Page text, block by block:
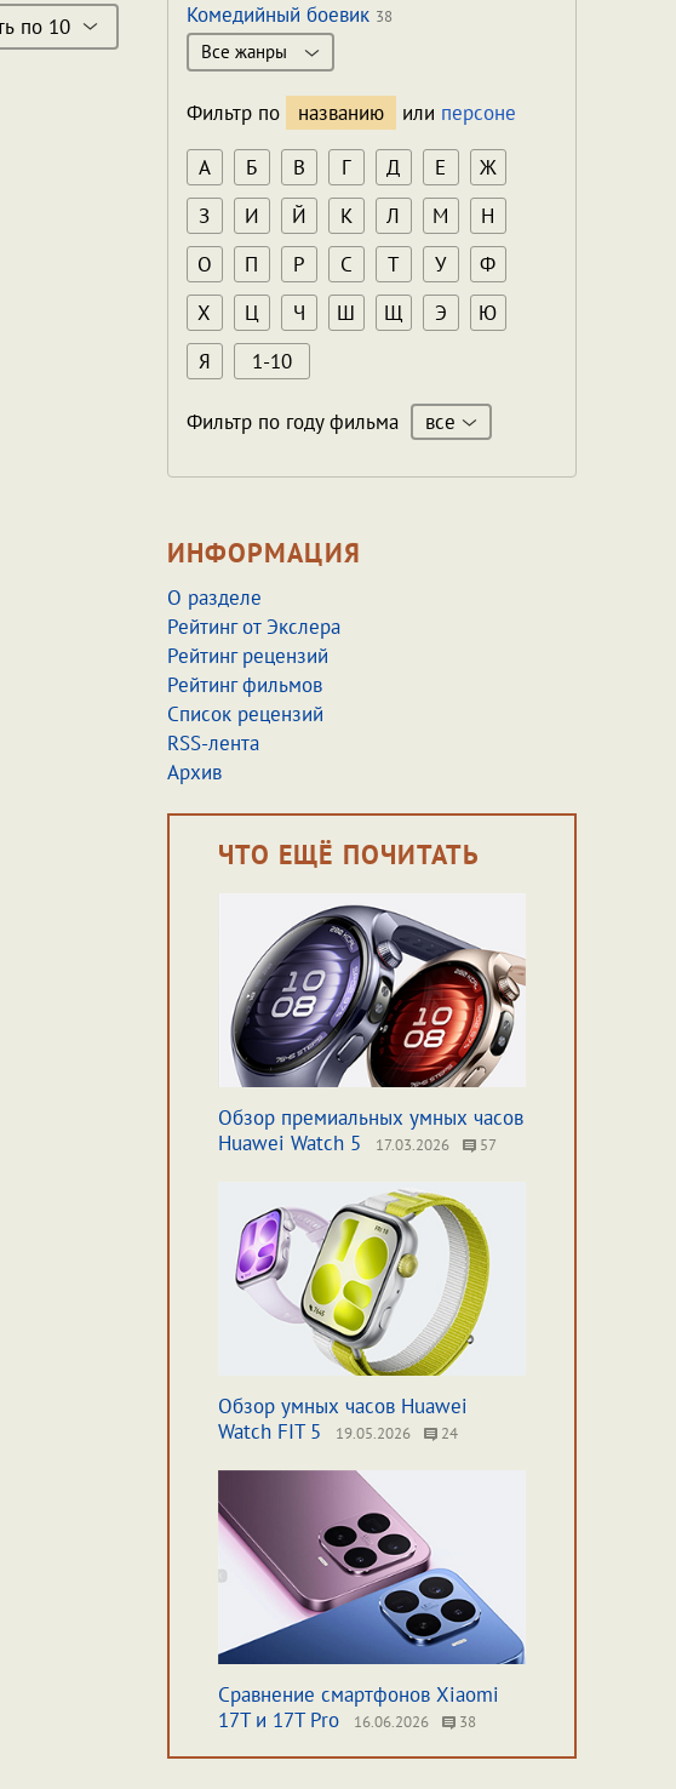
по 10 Комедийный боевик 38
Все жанры
Фильтр по названию или персоне
А Б В Г Д Е
Ж
З
И Й К Л М
Н
О
П Р С Т У
Ф
Х
Ц Ч Ш Щ Э
Ю
Я
1-10
Фильтр по году фильма все
ИНФОРМАЦИЯ
О разделе
Рейтинг от Экслера
Рейтинг рецензий
Рейтинг фильмов
Список рецензий
RSS-лента
Архив
ЧТО ЕЩЁ ПОЧИТАТЬ
Обзор премиальных умных часов
Huawei Watch 5
17.03.2026 57
Обзор умных часов Huawei
Watch FIT 5
19.05.2026 24
Сравнение смартфонов Xiaomi
17T и 17T Pro
16.06.2026 38